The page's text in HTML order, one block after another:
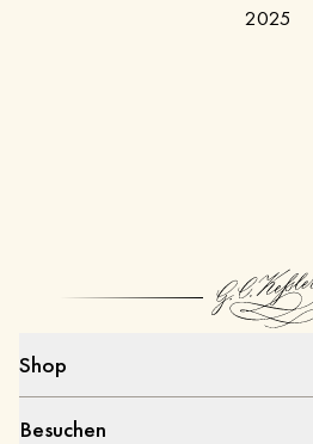
2025
Shop
Besuchen